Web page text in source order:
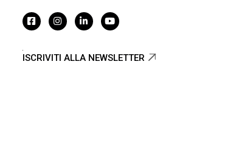
ISCRIVITI ALLA NEWSLETTER